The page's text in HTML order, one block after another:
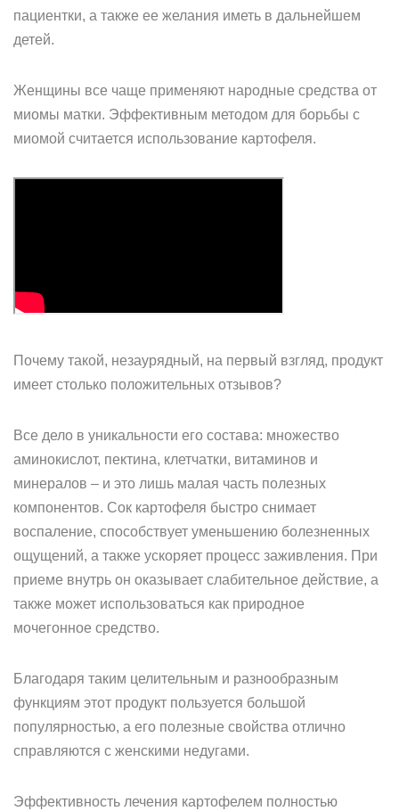
пациентки, а также ее желания иметь в дальнейшем
детей.
Женщины все чаще применяют народные средства от
миомы матки. Эффективным методом для борьбы с
миомой считается использование картофеля.
Почему такой, незаурядный, на первый взгляд, продукт
имеет столько положительных отзывов?
Все дело в уникальности его состава: множество
аминокислот, пектина, клетчатки, витаминов и
минералов – и это лишь малая часть полезных
компонентов. Сок картофеля быстро снимает
воспаление, способствует уменьшению болезненных
ощущений, а также ускоряет процесс заживления. При
приеме внутрь он оказывает слабительное действие, а
также может использоваться как природное
мочегонное средство.
Благодаря таким целительным и разнообразным
функциям этот продукт пользуется большой
популярностью, а его полезные свойства отлично
справляются с женскими недугами.
Эффективность лечения картофелем полностью